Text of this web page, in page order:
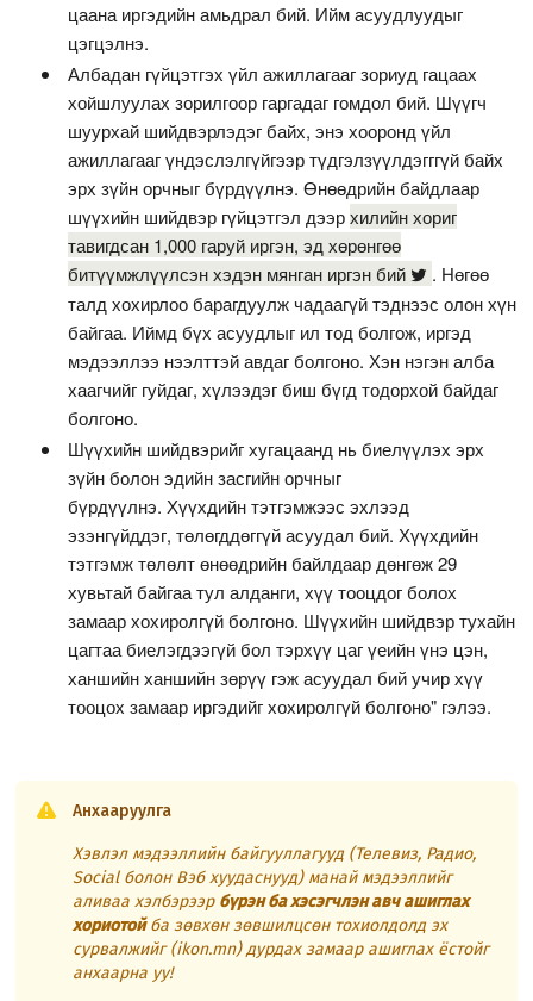
цаана иргэдийн амьдрал бий. Ийм асуудлуудыг
цэгцэлнэ.
Албадан гүйцэтгэх үйл ажиллагааг зориуд гацаах
хойшлуулах зорилгоор гаргадаг гомдол бий. Шүүгч
шуурхай шийдвэрлэдэг байх, энэ хооронд үйл
ажиллагааг үндэслэлгүйгээр түдгэлзүүлдэгггүй байх
эрх зүйн орчныг бүрдүүлнэ. Өнөөдрийн байдлаар
шүүхийн шийдвэр гүйцэтгэл дээрхилийн хориг
тавигдсан 1,000 гаруй иргэн, эд хөрөнгөө
битүүмжлүүлсэн хэдэн мянган иргэн бий
. Нөгөө
талд хохирлоо барагдуулж чадаагүй тэднээс олон хүн
байгаа. Иймд бүх асуудлыг ил тод болгож, иргэд
мэдээллээ нээлттэй авдаг болгоно. Хэн нэгэн алба
хаагчийг гуйдаг, хүлээдэг биш бүгд тодорхой байдаг
болгоно.
Шүүхийн шийдвэрийг хугацаанд нь биелүүлэх эрх
зүйн болон эдийн засгийн орчныг
бүрдүүлнэ. Хүүхдийн тэтгэмжээс эхлээд
эзэнгүйддэг, төлөгддөггүй асуудал бий. Хүүхдийн
тэтгэмж төлөлт өнөөдрийн байлдаар дөнгөж 29
хувьтай байгаа тул алданги, хүү тооцдог болох
замаар хохиролгүй болгоно. Шүүхийн шийдвэр тухайн
цагтаа биелэгдээгүй бол тэрхүү цаг үеийн үнэ цэн,
ханшийн ханшийн зөрүү гэж асуудал бий учир хүү
тооцох замаар иргэдийг хохиролгүй болгоно" гэлээ.
Анхааруулга
Хэвлэл мэдээллийн байгууллагууд (Телевиз, Радио,
Social болон Вэб хуудаснууд) манай мэдээллийг
аливаа хэлбэрээр бүрэн ба хэсэгчлэн авч ашиглах
хориотойба зөвхөн зөвшилцсөн тохиолдолд эх
сурвалжийг (ikon.mn) дурдах замаар ашиглах ёстойг
анхаарна уу!